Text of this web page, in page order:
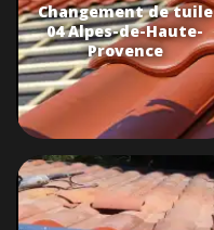
Changement de tuile
04 Alpes-de-Haute-
Provence